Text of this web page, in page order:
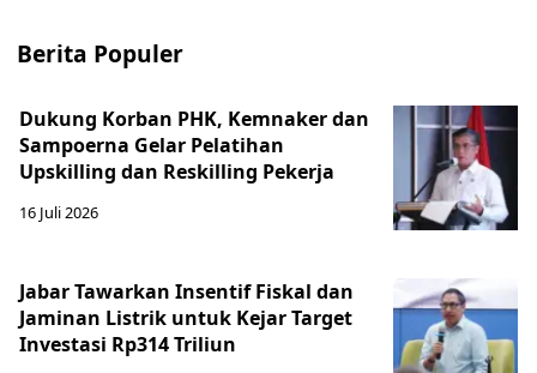
Berita Populer
Dukung Korban PHK, Kemnaker dan
Sampoerna Gelar Pelatihan
Upskilling dan Reskilling Pekerja
16 Juli 2026
Jabar Tawarkan Insentif Fiskal dan
Jaminan Listrik untuk Kejar Target
Investasi Rp314 Triliun